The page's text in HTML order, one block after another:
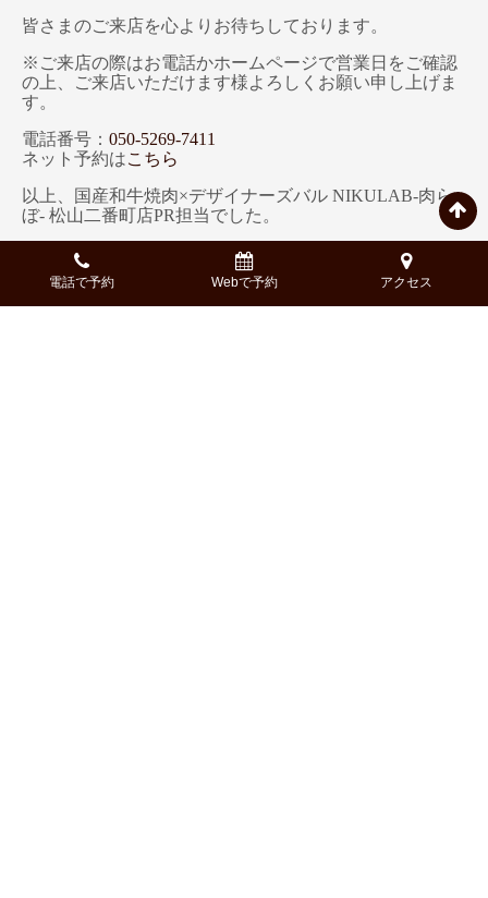
皆さまのご来店を心よりお待ちしております。
※ご来店の際はお電話かホームページで営業日をご確認
の上、ご来店いただけます様よろしくお願い申し上げま
す。
電話番号： 050-5269-7411
ネット予約はこちら
以上、国産和牛焼肉×デザイナーズバル NIKULAB-肉ら
ぼ- 松山二番町店PR担当でした。
※記事中では一部著作権フリーの画像を使用している場
合がございます。
※記載している内容、コース構成、金額等、実際と異な
る場合もございます。詳細は、予約時にご確認くださ
電話で予約 Webで予約 アクセス